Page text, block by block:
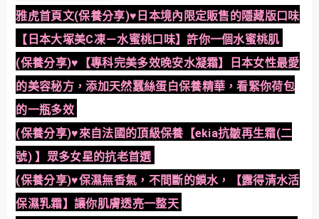
雅虎首頁文(保養分享)♥日本境內限定販售的隱藏版口味
【日本大塚美C凍－水蜜桃口味】許你一個水蜜桃肌
(保養分享)♥【專科完美多效晚安水凝霜】日本女性最愛
的美容秘方，添加天然蠺絲蛋白保養精華，看緊你荷包
的一瓶多效
(保養分享)♥來自法國的頂級保養【ekia抗皺再生霜(二
號) 】眾多女星的抗老首選
(保養分享)♥保濕無香氣，不間斷的鎖水，【露得清水活
保濕乳霜】讓你肌膚透亮一整天